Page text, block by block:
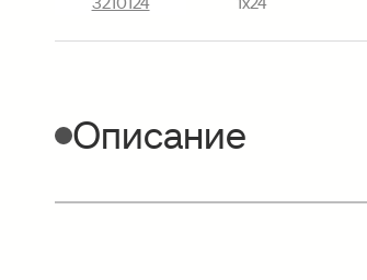
Описание